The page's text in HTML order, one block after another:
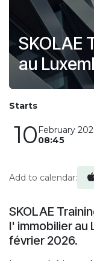
SKOLAE
au
Starts
10 February
08:45
Add to calendar:
SKOLAE
l' immobilier au
février 2026.